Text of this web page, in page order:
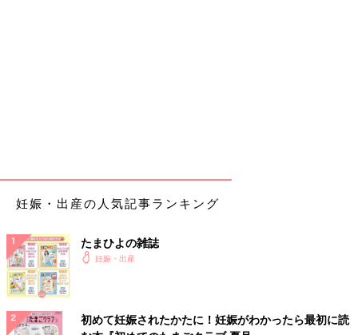
妊娠・出産の人気記事ランキング
たまひよの雑誌
妊娠・出産
初めて妊娠されたかたに！妊娠がわかったら最初に読